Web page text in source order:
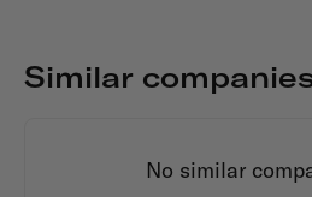
Similar
No similar